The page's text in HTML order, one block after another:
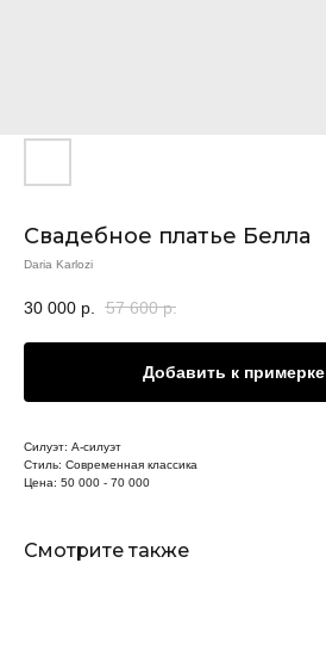
Свадебное платье Белла
Daria Karlozi
30 000 р. 57 600 р.
Добавить к примерке
Силуэт: А-силуэт
Стиль: Современная классика
Цена: 50 000 - 70 000
Смотрите также